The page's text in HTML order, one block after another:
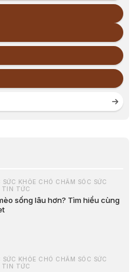
SỨC KHỎE CHÓ CHĂM SÓC SỨC
TIN TỨC
sống lâu hơn? Tìm hiểu cùng
SỨC KHỎE CHÓ CHĂM SÓC SỨC
TIN TỨC